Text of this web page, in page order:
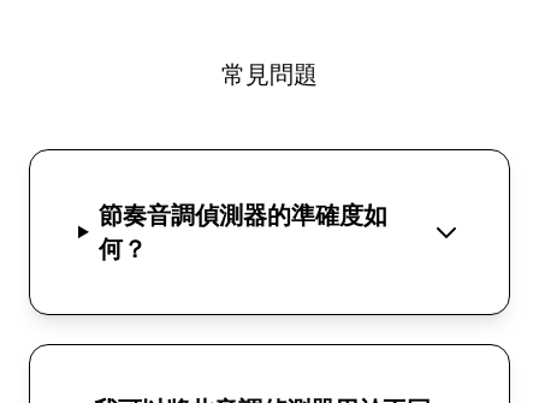
常見問題
節奏音調偵測器的準確度如
何？